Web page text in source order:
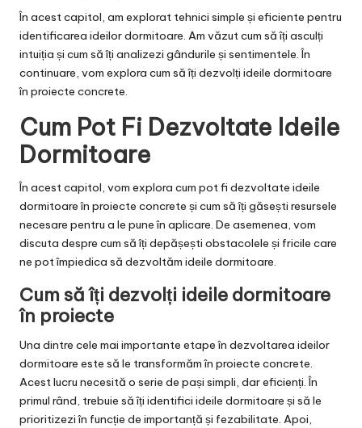
În acest capitol, am explorat tehnici simple și eficiente pentru
identificarea ideilor dormitoare. Am văzut cum să îți asculți
intuiția și cum să îți analizezi gândurile și sentimentele. În
continuare, vom explora cum să îți dezvolți ideile dormitoare
în proiecte concrete.
Cum Pot Fi Dezvoltate Ideile
Dormitoare
În acest capitol, vom explora cum pot fi dezvoltate ideile
dormitoare în proiecte concrete și cum să îți găsești resursele
necesare pentru a le pune în aplicare. De asemenea, vom
discuta despre cum să îți depășești obstacolele și fricile care
ne pot împiedica să dezvoltăm ideile dormitoare.
Cum să îți dezvolți ideile dormitoare
în proiecte
Una dintre cele mai importante etape în dezvoltarea ideilor
dormitoare este să le transformăm în proiecte concrete.
Acest lucru necesită o serie de pași simpli, dar eficienți. În
primul rând, trebuie să îți identifici ideile dormitoare și să le
prioritizezi în funcție de importanță și fezabilitate. Apoi,